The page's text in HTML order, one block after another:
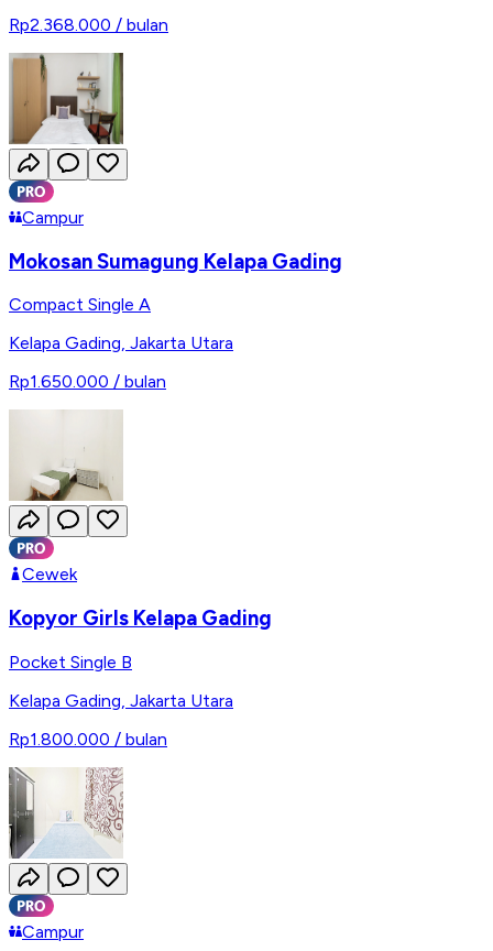
Rp2.368.000 / bulan
Campur
Mokosan Sumagung Kelapa Gading
Compact Single A
Kelapa Gading, Jakarta Utara
Rp1.650.000 / bulan
Cewek
Kopyor Girls Kelapa Gading
Pocket Single B
Kelapa Gading, Jakarta Utara
Rp1.800.000 / bulan
Campur